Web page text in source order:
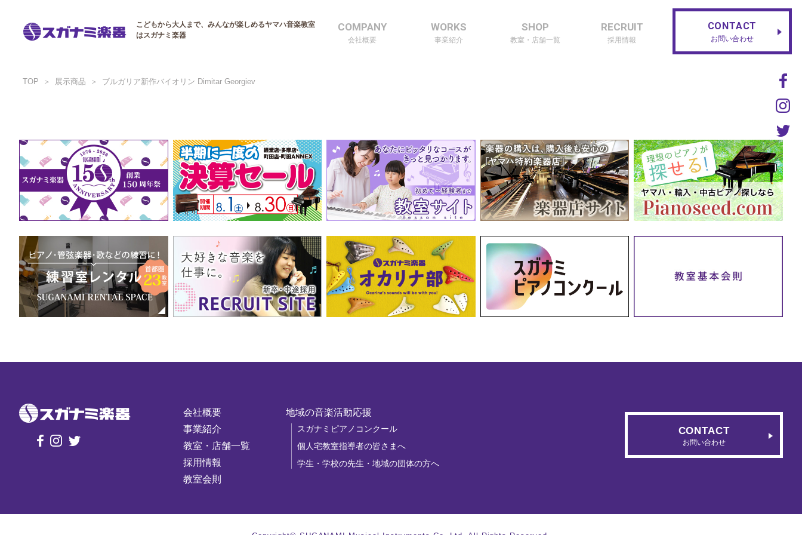
こどもから大人まで、みんなが楽しめるヤマハ音楽教室
はスガナミ楽器
COMPANY
会社概要
WORKS
事業紹介
SHOP
教室・店舗一覧
RECRUIT
採用情報
CONTACT
お問い合わせ
TOP 展示商品 ブルガリア新作バイオリン Dimitar Georgiev
会社概要
事業紹介
教室・店舗一覧
採用情報
教室会則
地域の音楽活動応援
スガナミピアノコンクール
個人宅教室指導者の皆さまへ
学生・学校の先生・地域の団体の方へ
CONTACT
お問い合わせ